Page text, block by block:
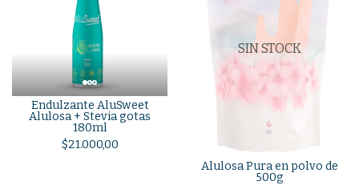
Endulzante AluSweet
Alulosa + Stevia gotas
180ml
$21.000,00
SIN STOCK
Alulosa Pura en polvo de
500g